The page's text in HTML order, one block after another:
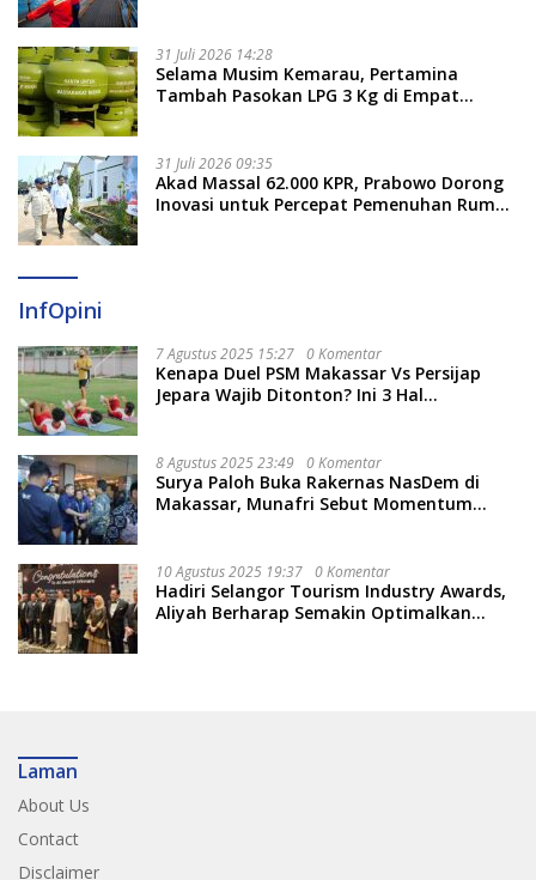
31 Juli 2026 14:28
Selama Musim Kemarau, Pertamina
Tambah Pasokan LPG 3 Kg di Empat
31 Juli 2026 09:35
Akad Massal 62.000 KPR, Prabowo Dorong
Inovasi untuk Percepat Pemenuhan Rumah
InfOpini
7 Agustus 2025 15:27 0 Komentar
Kenapa Duel PSM Makassar Vs Persijap
Jepara Wajib Ditonton? Ini 3 Hal
8 Agustus 2025 23:49 0 Komentar
Surya Paloh Buka Rakernas NasDem di
Makassar, Munafri Sebut Momentum
10 Agustus 2025 19:37 0 Komentar
Hadiri Selangor Tourism Industry Awards,
Aliyah Berharap Semakin Optimalkan
Laman
About Us
Contact
Disclaimer